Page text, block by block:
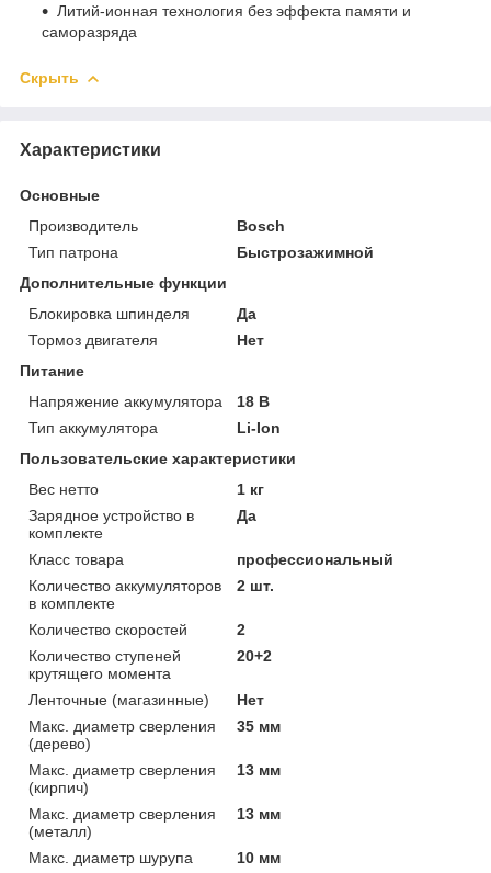
Литий-ионная технология без эффекта памяти и
саморазряда
Скрыть
Характеристики
Основные
Производитель
Bosch
Тип патрона
Быстрозажимной
Дополнительные функции
Блокировка шпинделя
Да
Тормоз двигателя
Нет
Питание
Напряжение аккумулятора
18 В
Тип аккумулятора
Li-Ion
Пользовательские характеристики
Вес нетто
1 кг
Зарядное устройство в
комплекте
Да
Класс товара
профессиональный
Количество аккумуляторов
в комплекте
2 шт.
Количество скоростей
2
Количество ступеней
крутящего момента
20+2
Ленточные (магазинные)
Нет
Макс. диаметр сверления
(дерево)
35 мм
Макс. диаметр сверления
(кирпич)
13 мм
Макс. диаметр сверления
(металл)
13 мм
Макс. диаметр шурупа
10 мм